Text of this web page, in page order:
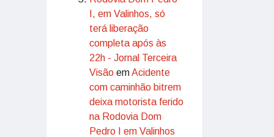
I, em Valinhos, só
terá liberação
completa após às
22h - Jornal Terceira
Visão emAcidente
com caminhão bitrem
deixa motorista ferido
na Rodovia Dom
Pedro I em Valinhos